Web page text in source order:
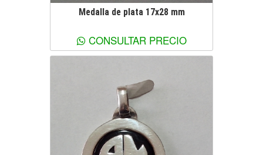
Ver más información
Medalla de plata 17x28 mm
CONSULTAR PRECIO